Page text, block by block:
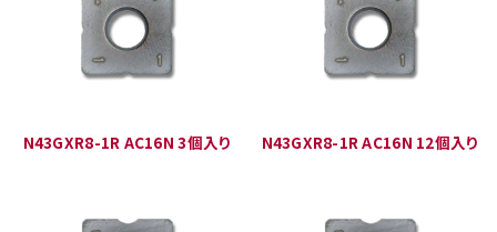
N43GXR8-1R AC16N 3個入り N43GXR8-1R AC16N 12個入り